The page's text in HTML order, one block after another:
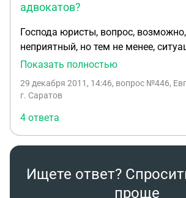
адвокатов?
Господа юристы, вопрос,
неприятный, но тем не менее,
место быть. Наша компания заключила договор с
арбитражных дел.&nbsp; Была
оказанные услуги. Однако, коллегия
выполнила своих обязательств,
фактически не исполнялись.
арбитражного суда. Арбитражный
решил взыскать с коллегии
Показать полностью
29 декабря 2011, 14:46, вопрос №446,
г. Саратов
4 ответа
Ищете ответ?
проще